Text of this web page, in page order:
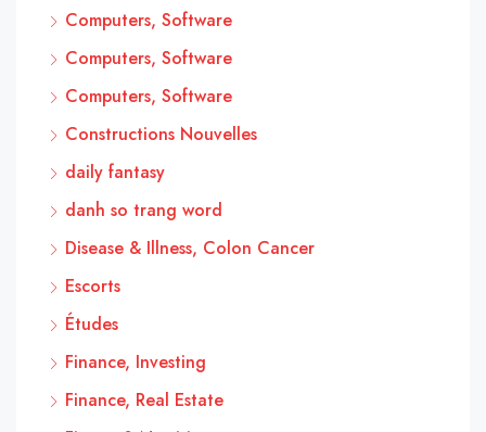
Computers, Software
Computers, Software
Computers, Software
Constructions Nouvelles
daily fantasy
danh so trang word
Disease & Illness, Colon Cancer
Escorts
Études
Finance, Investing
Finance, Real Estate